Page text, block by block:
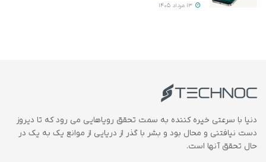
دنیا با سرعتی خیره کننده به سمت تحقق رویاهایی می رود که تا دیروز
دست نیافتنی و محال بود و بشر با گذر از دریایی از موانع یک به یک در
حال تحقق آنها است.